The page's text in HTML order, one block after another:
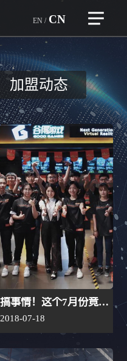
EN / CN
>
>
>
>
>
>
>
加盟动态
搞事情！这个7月份竟然有大事发生！
2018-07-18